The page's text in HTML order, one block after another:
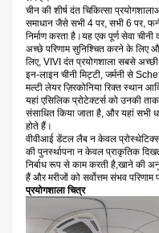
चीन की शीर्ष दंत चिकित्सा
समाधान जैसे सभी 4 पर, सभी 6 पर,
निर्माण करता है।यह एक पूर्ण सेवा चीनी
अच्छे परिणाम सुनिश्चित करने के लिए
लिए, VIVI दंत प्रयोगशाला सबसे
इन-लाइन चीनी मिट्टी, जर्मनी से
मल्टी लेयर ज़िरकोनिया रिक्त स्थान
यहां एसिलिक प्रोटेक्टर्स को उनकी
संसाधित किया जाता है, और यहां सभी
होते हैं।
वीवीआई डेंटल लैब न केवल प्रोस्थेटिक्स
की पुनर्स्थापना न केवल प्राकृतिक
निर्बाध रूप से काम करती है,खाने की
हैं और मरीजों को सर्वोत्तम संभव
प्रयोगशाला चित्र